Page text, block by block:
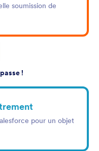
soumission de
!
pour un objet